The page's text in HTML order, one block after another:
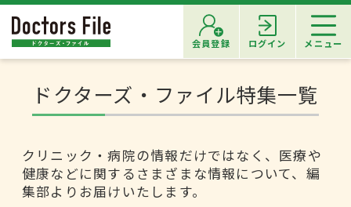
会員登録 ログイン メニュー
ドクターズ・ファイル特集一覧
クリニック・病院の情報だけではなく、医療や
健康などに関するさまざまな情報について、編
集部よりお届けいたします。